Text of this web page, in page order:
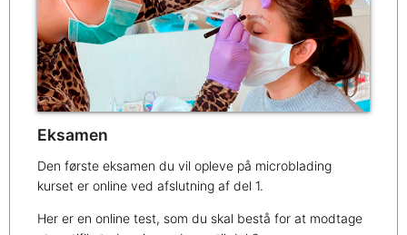
Eksamen
Den første eksamen du vil opleve på microblading
kurset er online ved afslutning af del 1.
Her er en online test, som du skal bestå for at modtage